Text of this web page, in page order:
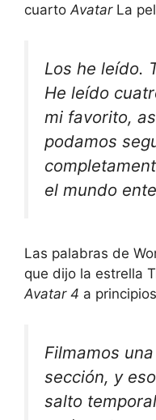
cuarto Avatar La
Los he leído.
He leído
mi favorito,
podamos
el mundo
Las palabras de
que dijo la estrella
Avatar 4 a
Filmamos
sección, y
salto